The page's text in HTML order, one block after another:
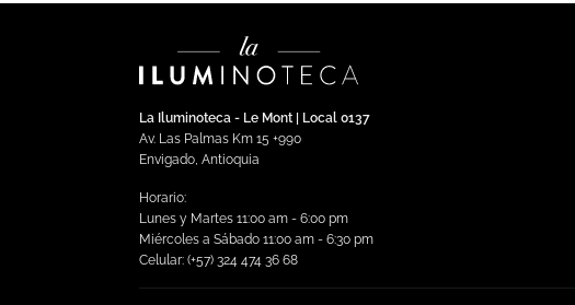
La Iluminoteca - Le Mont | Local 0137
Av. Las Palmas Km 15 +990
Envigado, Antioquia
Horario:
Lunes y Martes 11:00 am - 6:00 pm
Miércoles a Sábado 11:00 am - 6:30 pm
Celular: (+57) 324 474 36 68